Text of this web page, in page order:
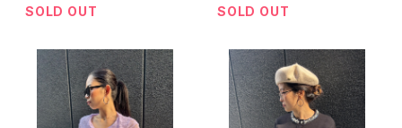
SOLD OUT
SOLD OUT